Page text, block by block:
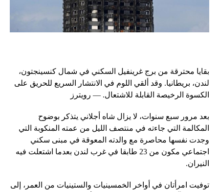
بقايا محترقة من برج غرينفيل السكني في شمال كنسينجتون،
لندن، بريطانيا. وقد ألقي اللوم في الانتشار السريع للحريق على
الكسوة الرخيصة القابلة للاشتعال. — رويترز
بعد مرور سبع سنوات، لا يزال شاه أجلاني يتذكر بوضوح
المكالمة التي جاءته في منتصف الليل من عمته المنكوبة التي
وجدت نفسها محاصرة مع والدته المعوقة في مبنى سكني
اجتماعي مكون من 23 طابقا في غرب لندن بعدما اشتعلت فيه
النيران.
توفيت امرأتان في أواخر الخمسينيات والستينيات من العمر، إلى